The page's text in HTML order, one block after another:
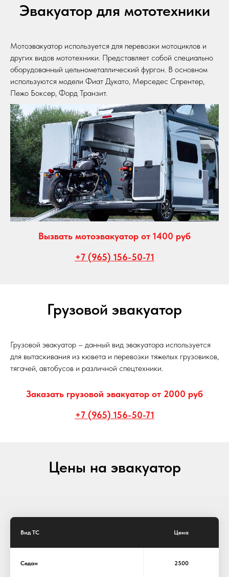
Эвакуатор для мототехники
Мотоэвакуатор используется для перевозки мотоциклов и
других видов мототехники. Представляет собой специально
оборудованный цельнометаллический фургон. В основном
используются модели Фиат Дукато, Мерседес Спрентер,
Пежо Боксер, Форд Транзит.
Вызвать мотоэвакуатор от 1400 руб
+7 (965) 156-50-71
Грузовой эвакуатор
Грузовой эвакуатор – данный вид эвакуатора используется
для вытаскивания из кювета и перевозки тяжелых грузовиков,
тягачей, автобусов и различной спецтехники.
Заказать грузовой эвакуатор от 2000 руб
+7 (965) 156-50-71
Цены на эвакуатор
Вид ТС Цена
Седан 2500